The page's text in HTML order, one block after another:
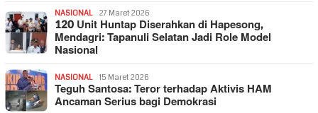
NASIONAL 27 Maret 2026
120 Unit Huntap Diserahkan di Hapesong,
Mendagri: Tapanuli Selatan Jadi Role Model
Nasional
NASIONAL 15 Maret 2026
Teguh Santosa: Teror terhadap Aktivis HAM
Ancaman Serius bagi Demokrasi